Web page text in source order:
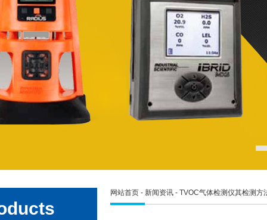
网站首页 - 新闻资讯 - TVOC气体检测仪其检测方